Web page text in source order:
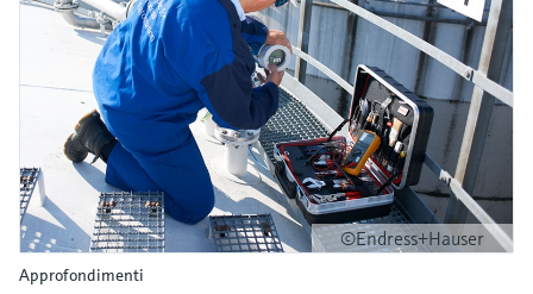
©Endress+Hauser
Approfondimenti